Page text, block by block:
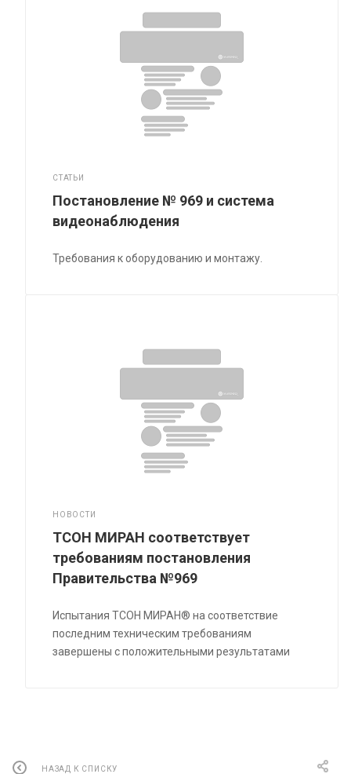
СТАТЬИ
Постановление № 969 и система
видеонаблюдения
Требования к оборудованию и монтажу.
НОВОСТИ
ТСОН МИРАН соответствует
требованиям постановления
Правительства №969
Испытания ТСОН МИРАН® на соответствие
последним техническим требованиям
завершены с положительными результатами
НАЗАД К СПИСКУ